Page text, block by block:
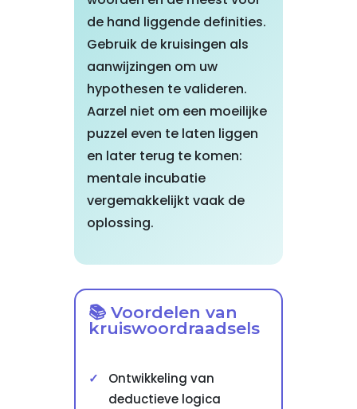
de hand liggende definities.
Gebruik de kruisingen als
aanwijzingen om uw
hypothesen te valideren.
Aarzel niet om een moeilijke
puzzel even te laten liggen
en later terug te komen:
mentale incubatie
vergemakkelijkt vaak de
oplossing.
📚 Voordelen van
kruiswoordraadsels
Ontwikkeling van
deductieve logica